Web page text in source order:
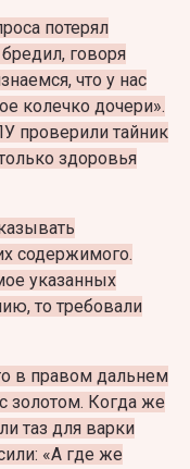
потерял
говоря
что у нас
колечко дочери».
проверили тайник
здоровья
содержимого.
указанных
то требовали
в правом дальнем
золотом. Когда же
таз для варки
«А где же